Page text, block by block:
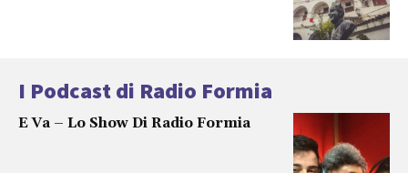
I Podcast di Radio Formia
E Va – Lo Show Di Radio Formia